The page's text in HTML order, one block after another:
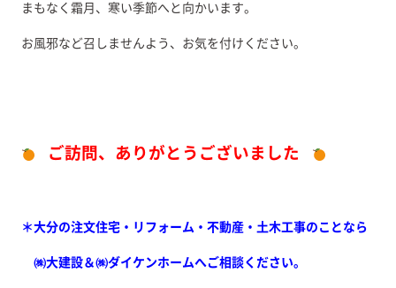
まもなく霜月、寒い季節へと向かいます。
お風邪など召しませんよう、お気を付けください。
ご訪問、ありがとうございました
＊大分の注文住宅・リフォーム・不動産・土木工事のことなら
㈱大建設＆㈱ダイケンホームへご相談ください。